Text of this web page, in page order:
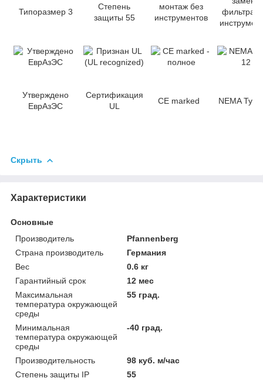
Типоразмер 3
Степень
защиты 55
монтаж без
инструментов
фильтра
Утверждено
ЕврАзЭС
Сертификация
UL
CE marked NEMA
Скрыть
Характеристики
Основные
Производитель
Pfannenberg
Страна производитель
Германия
Вес
0.6 кг
Гарантийный срок
12 мес
Максимальная
температура окружающей
среды
55 град.
Минимальная
температура окружающей
среды
-40 град.
Производительность
98 куб. м/час
Степень защиты IP
55